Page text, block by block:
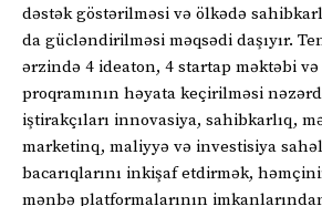
dəstək göstərilməsi və ölkədə
da gücləndirilməsi məqsədi daşıyır.
ərzində 4 ideaton, 4 startap məktəbi
proqramının həyata keçirilməsi
iştirakçıları innovasiya, sahibkarlıq,
marketinq, maliyyə və investisiya
bacarıqlarını inkişaf etdirmək,
mənbə platformalarının